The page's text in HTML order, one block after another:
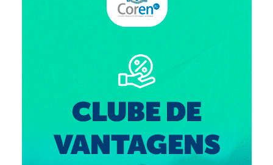
Eleições Triênio 2027-2029
Eleições Anteriores
Agenda do presidente
Editais e licitação
Fiscalização